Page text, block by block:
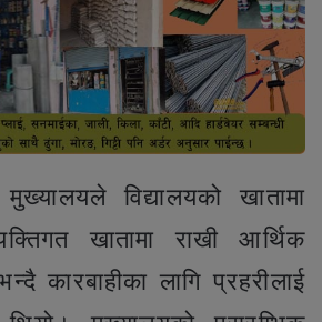
विद्यालयको खातामा
खातामा राखी आर्थिक
कारबाहीका लागि प्रहरीलाई